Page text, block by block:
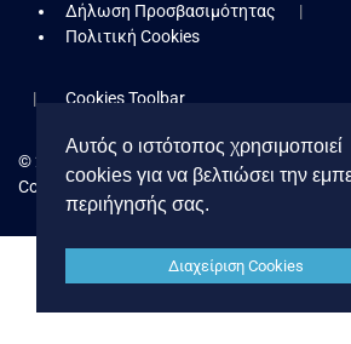
Δήλωση Προσβασιμότητας
Πολιτική Cookies
Cookies Toolbar
© 2026 Δήμος Κερατσινίου -
Collectives S.A.
Αυτός ο ιστότοπος χρησιμοποιεί
cookies για να βελτιώσει την
περιήγησής σας.
Διαχείριση Cookies